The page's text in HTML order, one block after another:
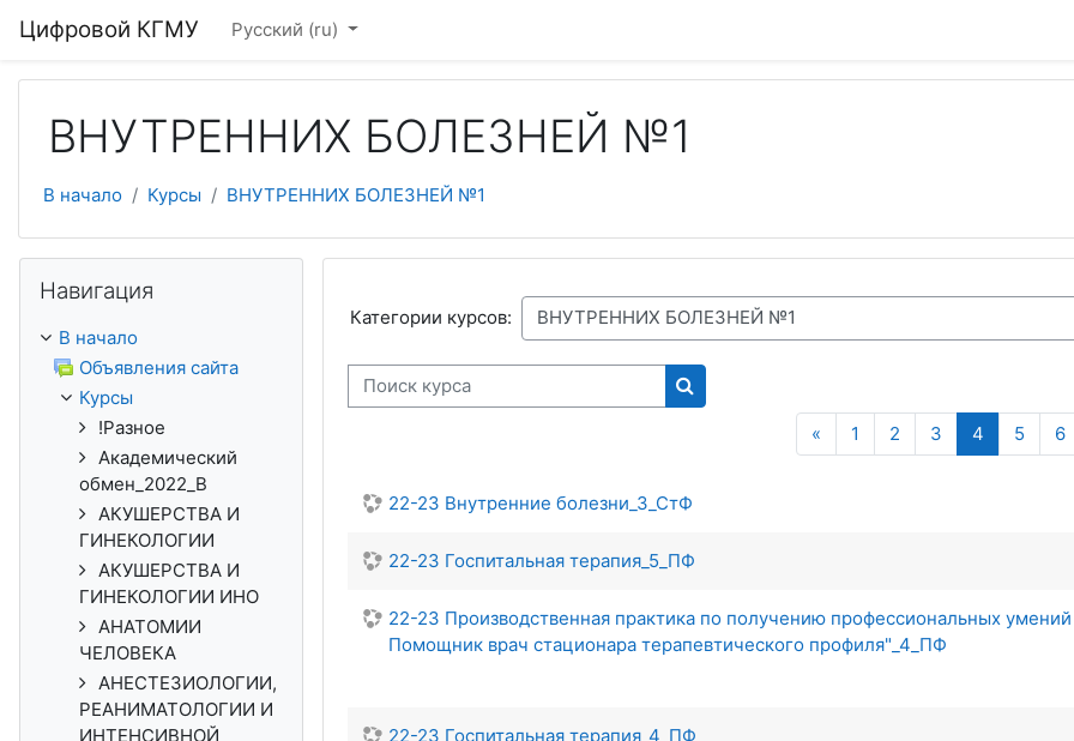
Цифровой КГМУ Русский ‎(ru)‎
ВНУТРЕННИХ БОЛЕЗНЕЙ №1
В начало Курсы ВНУТРЕННИХ БОЛЕЗНЕЙ №1
Категории курсов:
Поиск курса
Поиск курса
« Предыдущая страница
1 2 3 4 (текущая)
5 6
22-23 Внутренние болезни_3_СтФ
22-23 Госпитальная терапия_5_ПФ
22-23 Производственная практика по получению профессиональных
Помощник врач стационара терапевтического профиля"_4_ПФ
22-23 Госпитальная терапия_4_ПФ
Навигация
В начало
Объявления сайта
Курсы
!Разное
Академический
обмен_2022_В
АКУШЕРСТВА И
ГИНЕКОЛОГИИ
АКУШЕРСТВА И
ГИНЕКОЛОГИИ ИНО
АНАТОМИИ
ЧЕЛОВЕКА
АНЕСТЕЗИОЛОГИИ,
РЕАНИМАТОЛОГИИ И
ИНТЕНСИВНОЙ